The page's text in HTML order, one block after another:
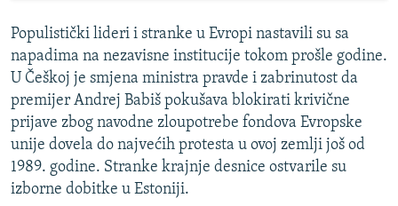
Populistički lideri i stranke u Evropi nastavili su sa
napadima na nezavisne institucije tokom prošle godine.
U Češkoj je smjena ministra pravde i zabrinutost da
premijer Andrej Babiš pokušava blokirati krivične
prijave zbog navodne zloupotrebe fondova Evropske
unije dovela do najvećih protesta u ovoj zemlji još od
1989. godine. Stranke krajnje desnice ostvarile su
izborne dobitke u Estoniji.